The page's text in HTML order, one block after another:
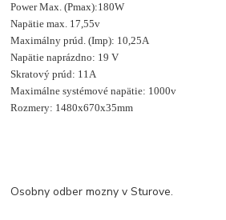
Power Max. (Pmax):180W
Napätie max. 17,55v
Maximálny prúd. (Imp): 10,25A
Napätie naprázdno: 19 V
Skratový prúd: 11A
Maximálne systémové napätie: 1000v
Rozmery: 1480x670x35mm
Osobny odber mozny v Sturove.